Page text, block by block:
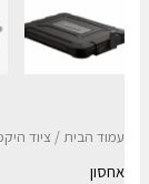
עמוד הבית/ ציוד
אחסון